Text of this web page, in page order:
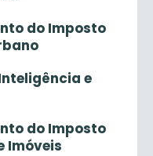
do Imposto
e
do Imposto
Imóveis